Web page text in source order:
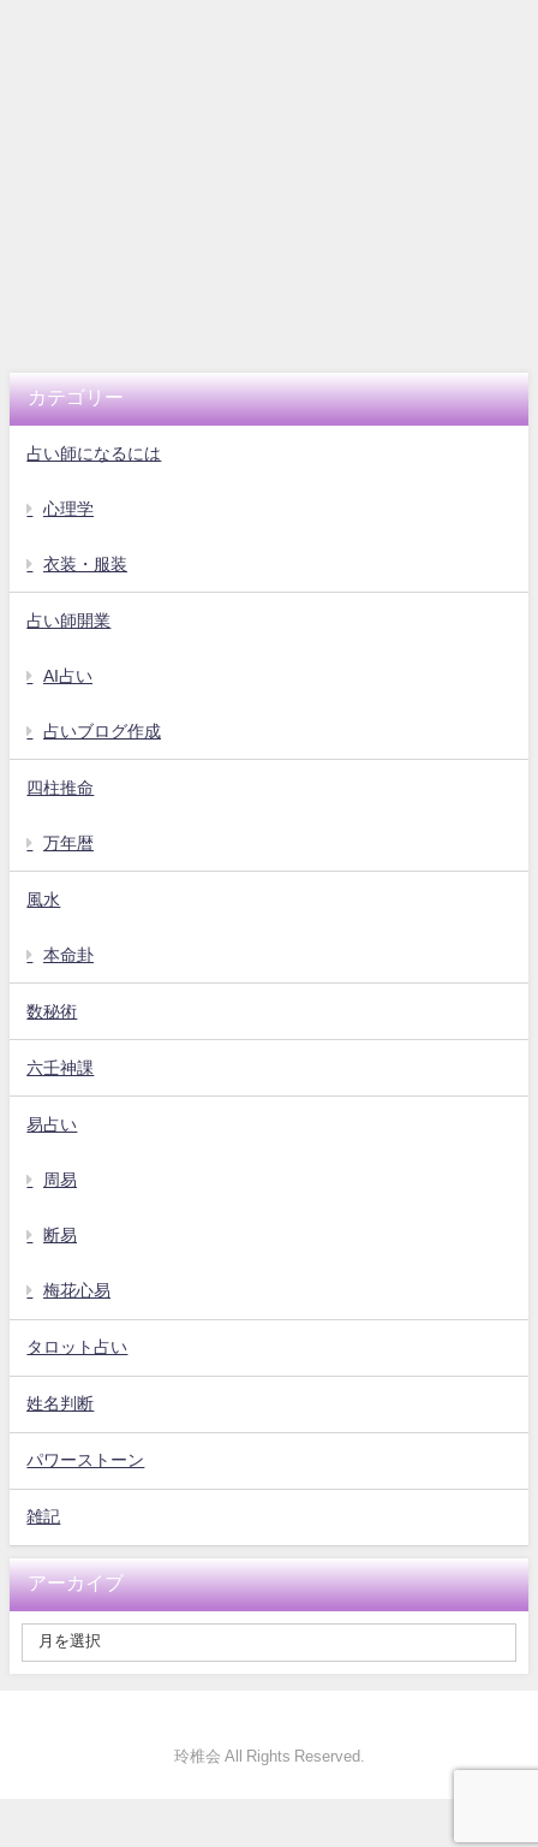
カテゴリー
占い師になるには
心理学
衣装・服装
占い師開業
AI占い
占いブログ作成
四柱推命
万年暦
風水
本命卦
数秘術
六壬神課
易占い
周易
断易
梅花心易
タロット占い
姓名判断
パワーストーン
雑記
アーカイブ
玲椎会 All Rights Reserved.